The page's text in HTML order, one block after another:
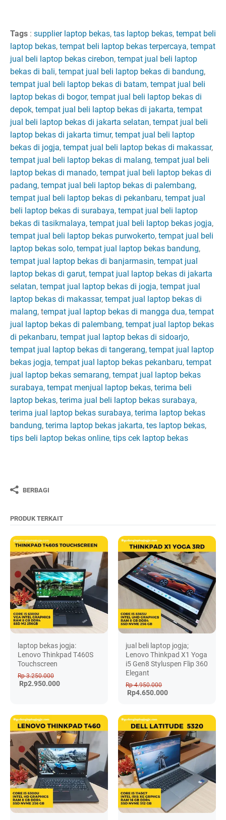
Tags : supplier laptop bekas, tas laptop bekas, tempat beli
laptop bekas, tempat beli laptop bekas terpercaya, tempat
jual beli laptop bekas cirebon, tempat jual beli laptop
bekas di bali, tempat jual beli laptop bekas di bandung,
tempat jual beli laptop bekas di batam, tempat jual beli
laptop bekas di bogor, tempat jual beli laptop bekas di
depok, tempat jual beli laptop bekas di jakarta, tempat
jual beli laptop bekas di jakarta selatan, tempat jual beli
laptop bekas di jakarta timur, tempat jual beli laptop
bekas di jogja, tempat jual beli laptop bekas di makassar,
tempat jual beli laptop bekas di malang, tempat jual beli
laptop bekas di manado, tempat jual beli laptop bekas di
padang, tempat jual beli laptop bekas di palembang,
tempat jual beli laptop bekas di pekanbaru, tempat jual
beli laptop bekas di surabaya, tempat jual beli laptop
bekas di tasikmalaya, tempat jual beli laptop bekas jogja,
tempat jual beli laptop bekas purwokerto, tempat jual beli
laptop bekas solo, tempat jual laptop bekas bandung,
tempat jual laptop bekas di banjarmasin, tempat jual
laptop bekas di garut, tempat jual laptop bekas di jakarta
selatan, tempat jual laptop bekas di jogja, tempat jual
laptop bekas di makassar, tempat jual laptop bekas di
malang, tempat jual laptop bekas di mangga dua, tempat
jual laptop bekas di palembang, tempat jual laptop bekas
di pekanbaru, tempat jual laptop bekas di sidoarjo,
tempat jual laptop bekas di tangerang, tempat jual laptop
bekas jogja, tempat jual laptop bekas pekanbaru, tempat
jual laptop bekas semarang, tempat jual laptop bekas
surabaya, tempat menjual laptop bekas, terima beli
laptop bekas, terima jual beli laptop bekas surabaya,
terima jual laptop bekas surabaya, terima laptop bekas
bandung, terima laptop bekas jakarta, tes laptop bekas,
tips beli laptop bekas online, tips cek laptop bekas
BERBAGI
PRODUK TERKAIT
laptop bekas jogja:
Lenovo Thinkpad T460S
Touchscreen
Rp 3.250.000
Rp2.950.000
jual beli laptop jogja;
Lenovo Thinkpad X1 Yoga
i5 Gen8 Styluspen Flip 360
Elegant
Rp 4.950.000
Rp4.650.000